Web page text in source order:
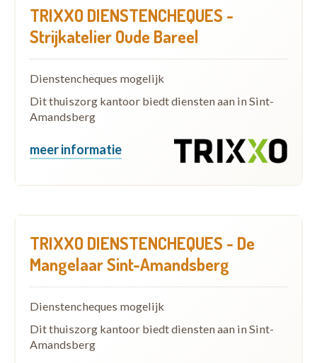
TRIXXO DIENSTENCHEQUES -
Strijkatelier Oude Bareel
Dienstencheques mogelijk
Dit thuiszorg kantoor biedt diensten aan in Sint-
Amandsberg
meer informatie
TRIXXO DIENSTENCHEQUES - De
Mangelaar Sint-Amandsberg
Dienstencheques mogelijk
Dit thuiszorg kantoor biedt diensten aan in Sint-
Amandsberg